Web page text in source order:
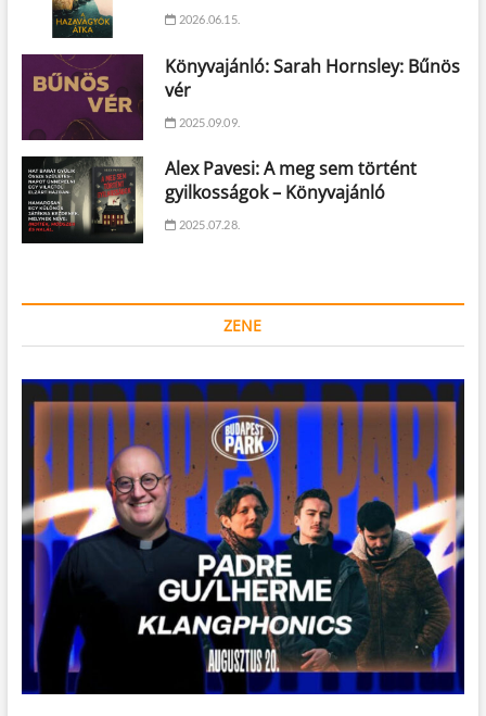
2026.06.15.
Könyvajánló: Sarah Hornsley: Bűnös
vér
2025.09.09.
Alex Pavesi: A meg sem történt
gyilkosságok – Könyvajánló
2025.07.28.
ZENE